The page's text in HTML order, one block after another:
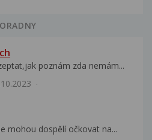
poznám zda nemám...
mohou dospělí očkovat na...